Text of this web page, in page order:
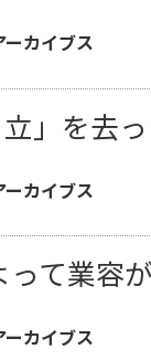
ーカイブス
」を去
ーカイブス
って業
ーカイブス